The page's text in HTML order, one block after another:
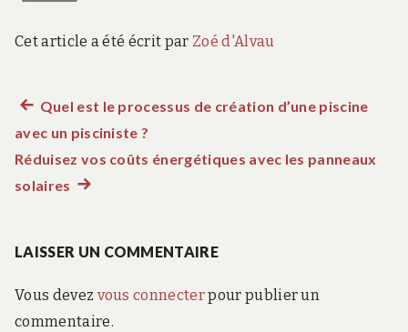
Cet article a été écrit par Zoé d'Alvau
Navigation
de
Article
précédent :
Quel est le processus de création d’une piscine
avec un pisciniste ?
Réduisez vos coûts énergétiques avec les panneaux
solaires Article
LAISSER UN COMMENTAIRE
Vous devez vous connecterpour publier un
commentaire.